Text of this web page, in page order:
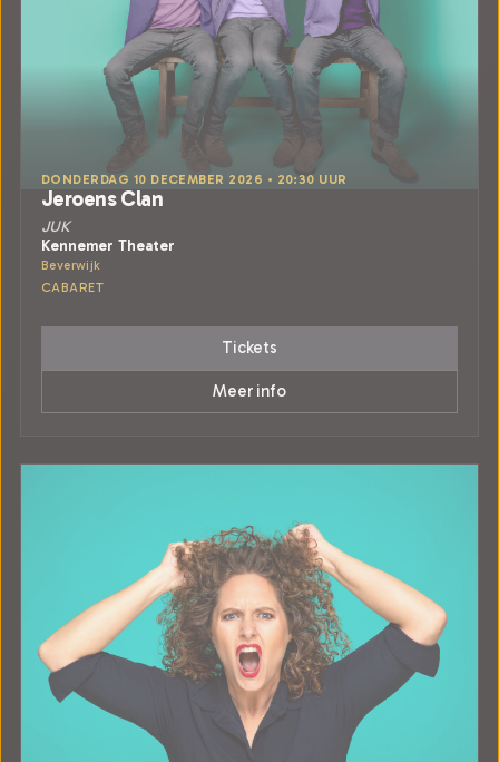
DONDERDAG 10 DECEMBER 2026 • 20:30 UUR
Jeroens Clan
JUK
Kennemer Theater
Beverwijk
CABARET
Tickets
Meer info